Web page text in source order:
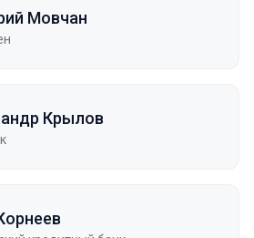
Мовчан
Крылов